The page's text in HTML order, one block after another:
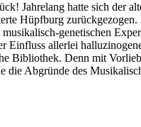
Jahrelang hatte sich der
Hüpfburg
genetischen
Einfluss allerlei
Bibliothek. Denn mit
die Abgründe des